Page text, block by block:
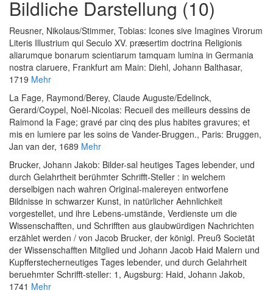
Bildliche Darstellung (10)
Reusner, Nikolaus/Stimmer, Tobias: Icones sive Imagines Virorum
Literis Illustrium qui Seculo XV. præsertim doctrina Religionis
aliarumque bonarum scientiarum tamquam lumina in Germania
nostra claruere, Frankfurt am Main: Diehl, Johann Balthasar,
1719 Mehr
La Fage, Raymond/Berey, Claude Auguste/Edelinck,
Gerard/Coypel, Noël-Nicolas: Recueil des meilleurs dessins de
Raimond la Fage; gravé par cinq des plus habites gravures; et
mis en lumiere par les soins de Vander-Bruggen., Paris: Bruggen,
Jan van der, 1689 Mehr
Brucker, Johann Jakob: Bilder-sal heutiges Tages lebender, und
durch Gelahrtheit berühmter Schrifft-Steller : in welchem
derselbigen nach wahren Original-malereyen entworfene
Bildnisse in schwarzer Kunst, in natürlicher Aehnlichkeit
vorgestellet, und ihre Lebens-umstände, Verdienste um die
Wissenschafften, und Schrifften aus glaubwürdigen Nachrichten
erzählet werden / von Jacob Brucker, der königl. Preuß Societät
der Wissenschafften Mitglied und Johann Jacob Haid Malern und
Kupfferstecherneutiges Tages lebender, und durch Gelahrheit
beruehmter Schrifft-steller: 1 , Augsburg: Haid, Johann Jakob,
1741 Mehr